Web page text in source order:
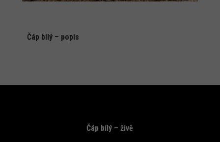
Čáp bílý – popis
Čáp bílý – živě